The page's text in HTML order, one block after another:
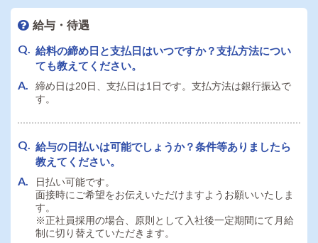
スキルが必要でしょうか？
全く問題ありません。パソコンを触ったことが無いスタッ
運転免許証を持っていません。デリヘル店舗スタッフ
として応募できますか？
はい、勤務可能です。
要です。
※その他の職種につきましては特に必要な資格はありませ
んが、専門職の職種につきましては必要なスキル・経験が
あります。募集要項にてご確認ください。
送迎ドライバーは自家用車の持ち込み必須ですか？社
給与・待遇
給料の締め日と支払日はいつですか？支払方法につい
ても教えてください。
締め日は20日、支払日は1日です。支払方法は銀行振込で
す。
給与の日払いは可能でしょうか？条件等ありましたら
教えてください。
日払い可能です。
面接時にご希望をお伝えいただけますようお願いいたしま
す。
※正社員採用の場合、原則として入社後一定期間にて月給
制に切り替えていただきます。